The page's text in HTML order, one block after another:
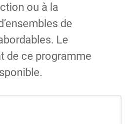
ou à la
de
Le
de ce programme